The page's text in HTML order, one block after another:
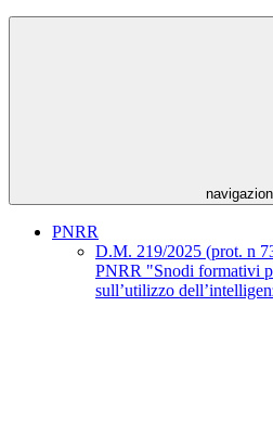
PNRR
D.M. 219/2025 (prot. n
PNRR "Snodi formativi
sull’utilizzo